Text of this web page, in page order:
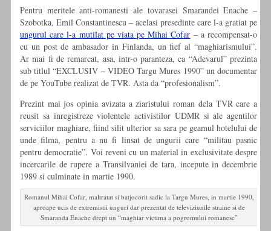
Pentru meritele anti-romanesti ale tovarasei Smarandei Enache –
Szobotka, Emil Constantinescu – acelasi presedinte care l-a gratiat pe
ungurul care l-a mutilat pe viata pe Mihai Cofar – a recompensat-o
cu un post de ambasador in Finlanda, un fief al “maghiarismului”.
Ar mai fi de remarcat, asa, intr-o paranteza, ca “Adevarul” prezinta
sub titlul “EXCLUSIV – VIDEO Targu Mures 1990” un documentar
de pe YouTube realizat de TVR. Asta da “profesionalism”.
Prezint mai jos opinia avizata a ziaristului roman dela TVR care a
reusit sa inregistreze violentele activistilor UDMR si ale agentilor
serviciilor maghiare, fiind silit ulterior sa sara pe geamul hotelului de
unde filma, pentru a nu fi linsat de ungurii care “militau pasnic
pentru democratie”. Voi reveni cu un material in exclusivitate despre
incercarile de rupere a Transilvaniei de tara, incepute in decembrie
1989 si culminate in martie 1990.
Romanul Mihai Cofar, maltratat si batjocorit sadic la Targu Mures, in martie 1990,
aproape ucis de extremistii unguri dar prezentat de televiziunile straine si de
Smaranda Enache drept un “maghiar victima a pogromului romanesc”